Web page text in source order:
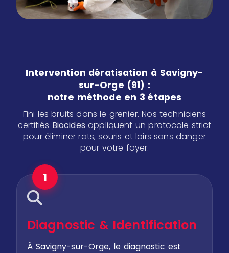
Intervention dératisation à Savigny-
sur-Orge (91) :
notre méthode en 3 étapes
Fini les bruits dans le grenier. Nos techniciens
certifiés Biocides appliquent un protocole strict
pour éliminer rats, souris et loirs sans danger
pour votre foyer.
1
Diagnostic & Identification
À Savigny-sur-Orge, le diagnostic est